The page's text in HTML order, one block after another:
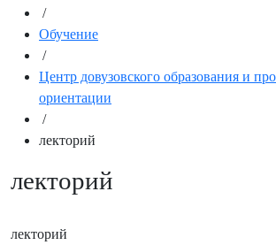
/
Обучение
/
Центр довузовского образования и
ориентации
/
лекторий
лекторий
лекторий